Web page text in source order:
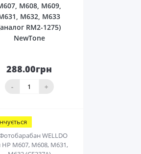
M608, M609,
M632, M633
RM2-1275)
NewTone
288.00грн
- +
До
кошика